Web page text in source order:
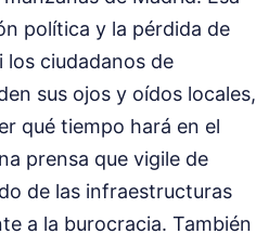
política y la pérdida de
los ciudadanos de
sus ojos y oídos locales,
qué tiempo hará en el
prensa que vigile de
de las infraestructuras
a la burocracia. También